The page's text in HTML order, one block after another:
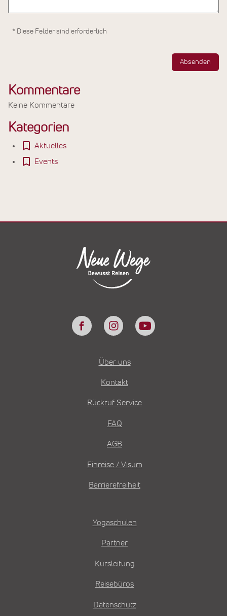
* Diese Felder sind erforderlich
Absenden
Kommentare
Keine Kommentare
Kategorien
Aktuelles
Events
Über uns
Kontakt
Rückruf Service
FAQ
AGB
Einreise / Visum
Barrierefreiheit
Yogaschulen
Partner
Kursleitung
Reisebüros
Datenschutz